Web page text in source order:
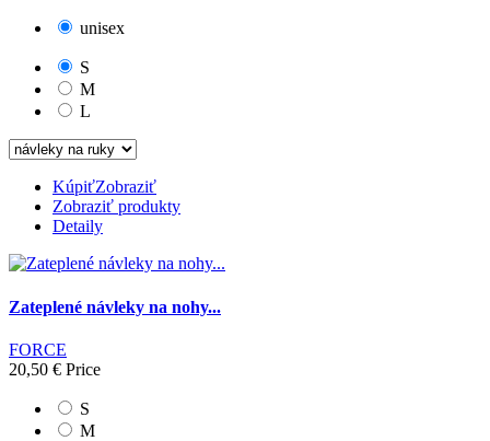
unisex
S
M
L
KúpiťZobraziť
Zobraziť produkty
Detaily
Zateplené návleky na nohy...
FORCE
20,50 € Price
S
M